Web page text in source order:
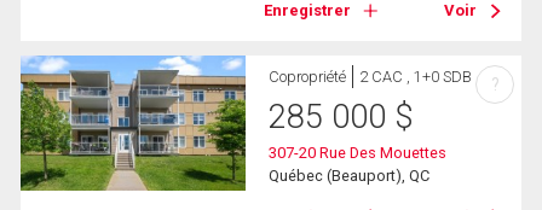
Enregistrer Voir
Copropriété 2 CAC , 1+0 SDB
285 000 $
307-20 Rue Des Mouettes
Québec (Beauport), QC
?